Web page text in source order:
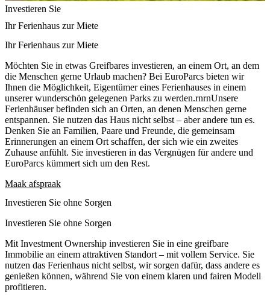
Investieren Sie
Ihr Ferienhaus zur Miete
Ihr Ferienhaus zur Miete
Möchten Sie in etwas Greifbares investieren, an einem Ort, an dem
die Menschen gerne Urlaub machen? Bei EuroParcs bieten wir
Ihnen die Möglichkeit, Eigentümer eines Ferienhauses in einem
unserer wunderschön gelegenen Parks zu werden.rnrnUnsere
Ferienhäuser befinden sich an Orten, an denen Menschen gerne
entspannen. Sie nutzen das Haus nicht selbst – aber andere tun es.
Denken Sie an Familien, Paare und Freunde, die gemeinsam
Erinnerungen an einem Ort schaffen, der sich wie ein zweites
Zuhause anfühlt. Sie investieren in das Vergnügen für andere und
EuroParcs kümmert sich um den Rest.
Maak afspraak
Investieren Sie ohne Sorgen
Investieren Sie ohne Sorgen
Mit Investment Ownership investieren Sie in eine greifbare
Immobilie an einem attraktiven Standort – mit vollem Service. Sie
nutzen das Ferienhaus nicht selbst, wir sorgen dafür, dass andere es
genießen können, während Sie von einem klaren und fairen Modell
profitieren.